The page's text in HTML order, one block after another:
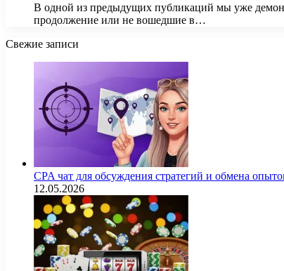
В одной из предыдущих публикаций мы уже
продолжение или не вошедшие в…
Свежие записи
CPA чат для обсуждения стратегий и обмена
12.05.2026